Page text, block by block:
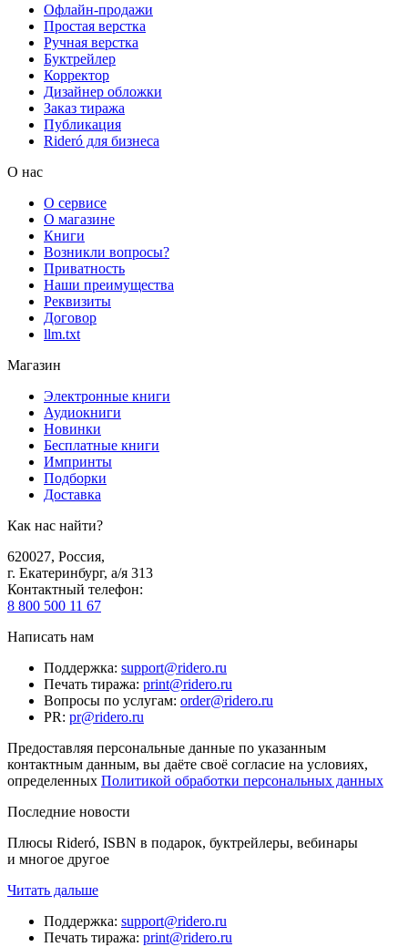
Офлайн-продажи
Простая верстка
Ручная верстка
Буктрейлер
Корректор
Дизайнер обложки
Заказ тиража
Публикация
Rideró для бизнеса
О нас
О сервисе
О магазине
Книги
Возникли вопросы?
Приватность
Наши преимущества
Реквизиты
Договор
llm.txt
Магазин
Электронные книги
Аудиокниги
Новинки
Бесплатные книги
Импринты
Подборки
Доставка
Как нас найти?
620027, Россия,
г. Екатеринбург, а/я 313
Контактный телефон:
8 800 500 11 67
Написать нам
Поддержка: support@ridero.ru
Печать тиража: print@ridero.ru
Вопросы по услугам: order@ridero.ru
PR: pr@ridero.ru
Предоставляя персональные данные по указанным
контактным данным, вы даёте своё согласие на условиях,
определенных Политикой обработки персональных данных
Последние новости
Плюсы Rideró, ISBN в подарок, буктрейлеры, вебинары
и многое другое
Читать дальше
Поддержка: support@ridero.ru
Печать тиража: print@ridero.ru